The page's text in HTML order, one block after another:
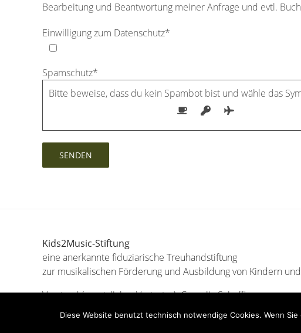
Bearbeitung und Beantwortung meiner Anfrage und evtl.
Einwilligung zum Datenschutz*
Spamschutz*
Bitte beweise, dass du kein Spambot bist und wähle das
Kids2Music-Stiftung
eine anerkannte fiduziarische Treuhandstiftung
zur musikalischen Förderung und Ausbildung von Kindern
Vorstand (gesetzlicher Vertreter): Cornelia Scheffler
Treuhand (Finanzen): Andreas Scheffler
Diese Website benutzt technisch notwendige Cookies. Wenn